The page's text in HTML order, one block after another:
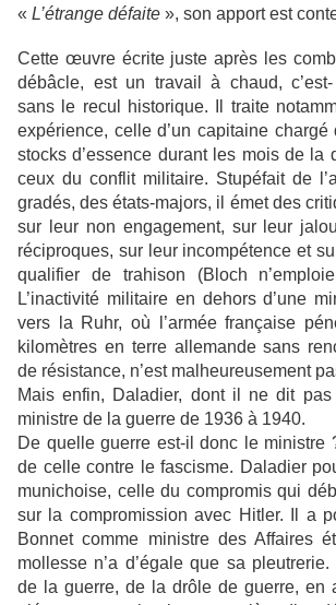
« L’étrange défaite », son apport est
Cette œuvre écrite juste après les
débâcle, est un travail à chaud,
sans le recul historique. Il traite
expérience, celle d’un capitaine
stocks d’essence durant les mois de la
ceux du conflit militaire. Stupéfait de
gradés, des états-majors, il émet des
sur leur non engagement, sur leur
réciproques, sur leur incompétence et
qualifier de trahison (Bloch
L’inactivité militaire en dehors d’une
vers la Ruhr, où l’armée française
kilomètres en terre allemande sans
de résistance, n’est malheureusement
Mais enfin, Daladier, dont il ne dit pas
ministre de la guerre de 1936 à 1940.
De quelle guerre est-il donc le ministre
de celle contre le fascisme. Daladier
munichoise, celle du compromis qui
sur la compromission avec Hitler. Il a
Bonnet comme ministre des Affaires
mollesse n’a d’égale que sa
de la guerre, de la drôle de guerre, en